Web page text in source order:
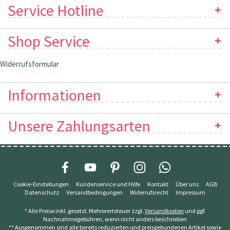
Service Hotline
Shop Service
Widerrufsformular
Informationen
Unsere Zahlungsarten
Cookie-Einstellungen Kundenservice und Hilfe Kontakt Über uns
AGB
Datenschutz
Versandbedingungen Widerrufsrecht Impressum
* Alle Preise inkl. gesetzl. Mehrwertsteuer zzgl. Versandkosten und ggf.
Nachnahmegebühren, wenn nicht anders beschrieben
** Ausgenommen sind alle bereits reduzierten und preisgebundenen Artikel sowie